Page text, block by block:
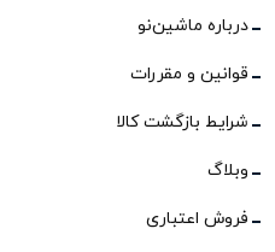
درباره ماشین‌نو
قوانین و مقررات
شرایط بازگشت کالا
وبلاگ
فروش اعتباری